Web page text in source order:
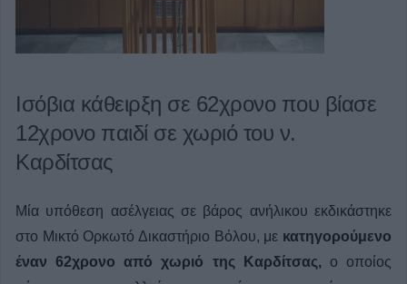
Ισόβια κάθειρξη σε 62χρονο που βίασε
12χρονο παιδί σε χωριό του ν.
Καρδίτσας
Μία υπόθεση ασέλγειας σε βάρος ανήλικου εκδικάστηκε
στο Μικτό Ορκωτό Δικαστήριο Βόλου, με κατηγορούμενο
έναν 62χρονο από χωριό της Καρδίτσας,ο οποίος